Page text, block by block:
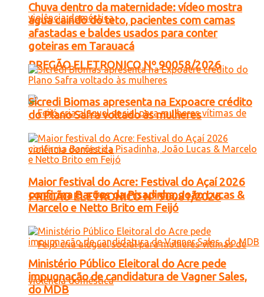
PREGÃO ELETRONICO Nº 90058/2026
PREGÃO ELETRONICO Nº 90081/2026
Chuva dentro da maternidade: vídeo mostra
água caindo do teto, pacientes com camas
afastadas e baldes usados para conter
goteiras em Tarauacá
Sicredi Biomas apresenta na Expoacre crédito
do Plano Safra voltado às mulheres
Maior festival do Acre: Festival do Açaí 2026
confirma Barões da Pisadinha, João Lucas &
Marcelo e Netto Brito em Feijó
Ministério Público Eleitoral do Acre pede
impugnação de candidatura de Vagner Sales,
do MDB